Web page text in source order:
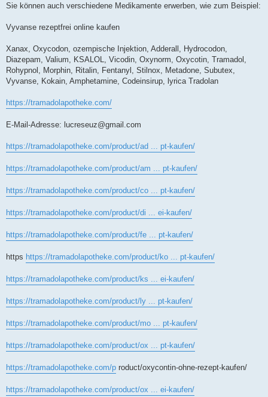
Sie können auch verschiedene Medikamente erwerben, wie zum Beispiel:
Vyvanse rezeptfrei online kaufen
Xanax, Oxycodon, ozempische Injektion, Adderall, Hydrocodon,
Diazepam, Valium, KSALOL, Vicodin, Oxynorm, Oxycotin, Tramadol,
Rohypnol, Morphin, Ritalin, Fentanyl, Stilnox, Metadone, Subutex,
Vyvanse, Kokain, Amphetamine, Codeinsirup, lyrica Tradolan
https://tramadolapotheke.com/
E-Mail-Adresse: lucreseuz@gmail.com
https://tramadolapotheke.com/product/ad ... pt-kaufen/
https://tramadolapotheke.com/product/am ... pt-kaufen/
https://tramadolapotheke.com/product/co ... pt-kaufen/
https://tramadolapotheke.com/product/di ... ei-kaufen/
https://tramadolapotheke.com/product/fe ... pt-kaufen/
https https://tramadolapotheke.com/product/ko ... pt-kaufen/
https://tramadolapotheke.com/product/ks ... ei-kaufen/
https://tramadolapotheke.com/product/ly ... pt-kaufen/
https://tramadolapotheke.com/product/mo ... pt-kaufen/
https://tramadolapotheke.com/product/ox ... pt-kaufen/
https://tramadolapotheke.com/p roduct/oxycontin-ohne-rezept-kaufen/
https://tramadolapotheke.com/product/ox ... ei-kaufen/